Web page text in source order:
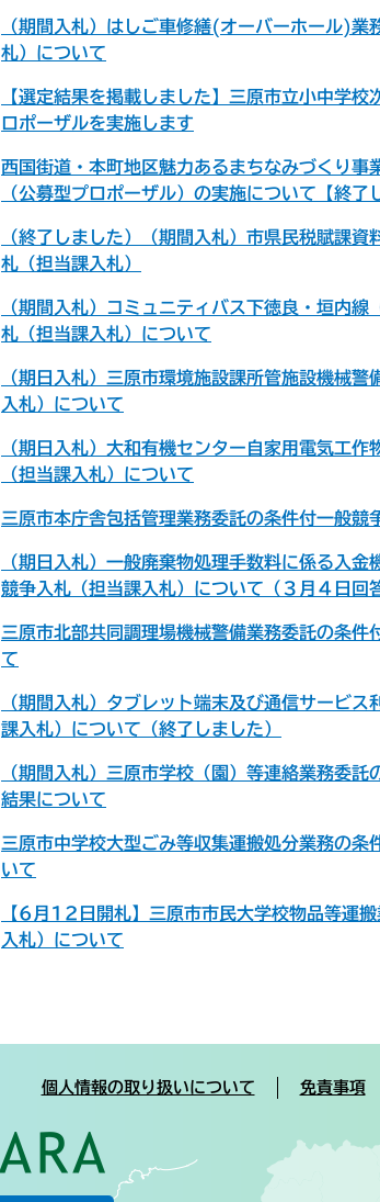
（期間入札）はしご車修繕(オーバーホール)業
札）について
【選定結果を掲載しました】三原市立小中学
ロポーザルを実施します
西国街道・本町地区魅力あるまちなみづくり事
（公募型プロポーザル）の実施について【終了
（終了しました）（期間入札）市県民税賦課
札（担当課入札）
（期間入札）コミュニティバス下徳良・垣内
札（担当課入札）について
（期日入札）三原市環境施設課所管施設機械
入札）について
（期日入札）大和有機センター自家用電気工
（担当課入札）について
三原市本庁舎包括管理業務委託の条件付一般競
（期日入札）一般廃棄物処理手数料に係る入
競争入札（担当課入札）について（３月４日回
三原市北部共同調理場機械警備業務委託の条件
て
（期間入札）タブレット端末及び通信サービ
課入札）について（終了しました）
（期間入札）三原市学校（園）等連絡業務委託
結果について
三原市中学校大型ごみ等収集運搬処分業務の条
いて
【6月12日開札】三原市市民大学校物品等運
入札）について
個人情報の取り扱いについて 免責事項